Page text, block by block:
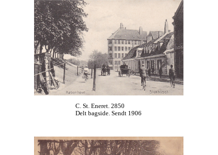
C. St. Eneret. 2850
Delt bagside. Sendt 1906